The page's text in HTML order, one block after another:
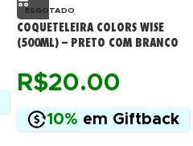
ESGOTADO
COQUETELEIRA COLORS WISE
(500ML) – PRETO COM BRANCO
R$20.00
10% em Giftback